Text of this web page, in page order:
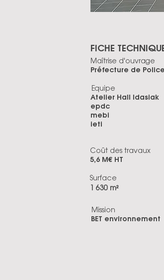
FICHE
Maîtrise d'ouvrage
Préfecture de Police
Equipe
Atelier Hall Idasiak
epdc
mebi
ieti
Coût des travaux
5,6 M€ HT
Surface
1 630 m²
Mission
BET environnement